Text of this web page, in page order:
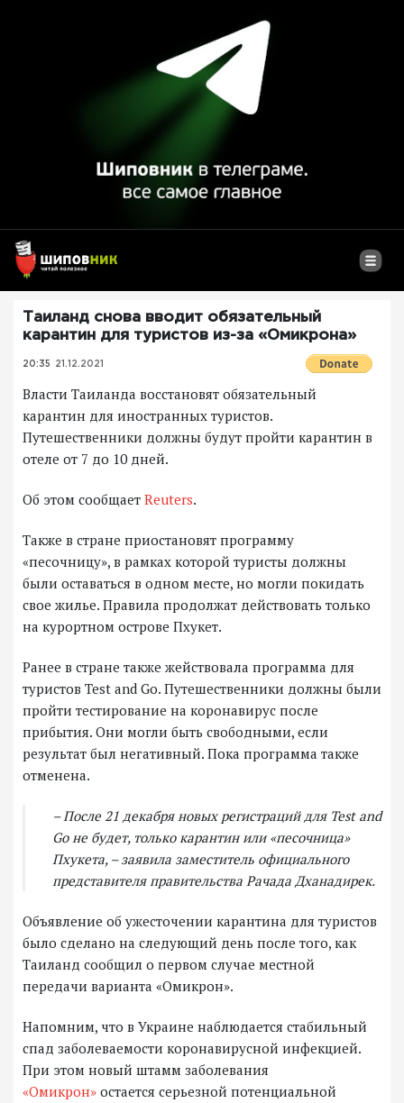
Таиланд снова вводит обязательный
карантин для туристов из-за «Омикрона»
20:35 21.12.2021
Власти Таиланда восстановят обязательный
карантин для иностранных туристов.
Путешественники должны будут пройти карантин в
отеле от 7 до 10 дней.
Об этом сообщает Reuters.
Также в стране приостановят программу
«песочницу», в рамках которой туристы должны
были оставаться в одном месте, но могли покидать
свое жилье. Правила продолжат действовать только
на курортном острове Пхукет.
Ранее в стране также жействовала программа для
туристов Test and Go. Путешественники должны были
пройти тестирование на коронавирус после
прибытия. Они могли быть свободными, если
результат был негативный. Пока программа также
отменена.
– После 21 декабря новых регистраций для Test and
Go не будет, только карантин или «песочница»
Пхукета, – заявила заместитель официального
представителя правительства Рачада Дханадирек.
Объявление об ужесточении карантина для туристов
было сделано на следующий день после того, как
Таиланд сообщил о первом случае местной
передачи варианта «Омикрон».
Напомним, что в Украине наблюдается стабильный
спад заболеваемости коронавирусной инфекцией.
При этом новый штамм заболевания
«Омикрон» остается серьезной потенциальной